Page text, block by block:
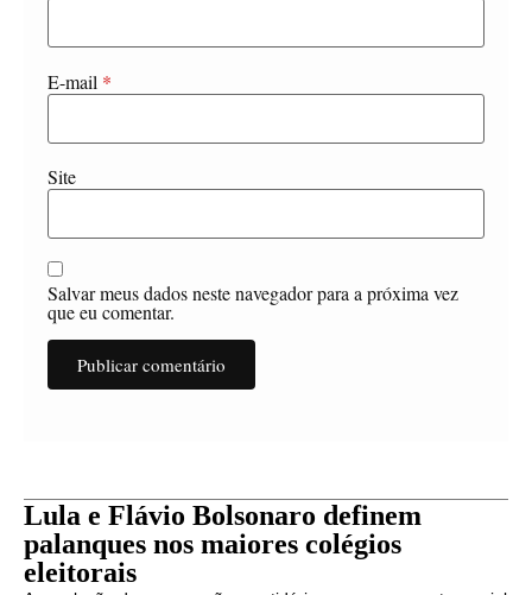
E-mail *
Site
Salvar meus dados neste navegador para a próxima vez
que eu comentar.
Lula e Flávio Bolsonaro definem
palanques nos maiores colégios
eleitorais